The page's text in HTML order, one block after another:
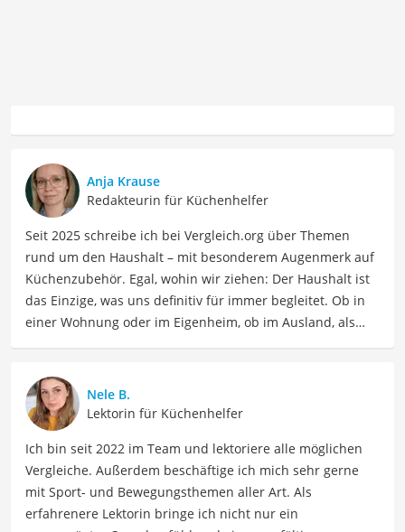
Anja Krause
Redakteurin für Küchenhelfer
Seit 2025 schreibe ich bei Vergleich.org über Themen
rund um den Haushalt – mit besonderem Augenmerk auf
Küchenzubehör. Egal, wohin wir ziehen: Der Haushalt ist
das Einzige, was uns definitiv für immer begleitet. Ob in
einer Wohnung oder im Eigenheim, ob im Ausland, als
Erfahrung heraus berichte ich über Produkte und
Lösungen, die den Alltag erleichtern und praktische
Helfer für Küche und Haushalt bieten.
Der Eierkocher Mikrowelle-Vergleich ist aus unserer Sicht
besonders empfehlenswert fürEierliebhaber.
Nele B.
Lektorin für Küchenhelfer
Ich bin seit 2022 im Team und lektoriere alle möglichen
Vergleiche. Außerdem beschäftige ich mich sehr gerne
mit Sport- und Bewegungsthemen aller Art. Als
erfahrenere Lektorin bringe ich nicht nur ein